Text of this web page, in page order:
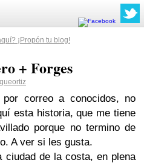
¡Propón tu blog!
+ Forges
correo a conocidos, no
esta historia, que me tiene
porque no termino de
A ver si les gusta.
ciudad de la costa, en plena